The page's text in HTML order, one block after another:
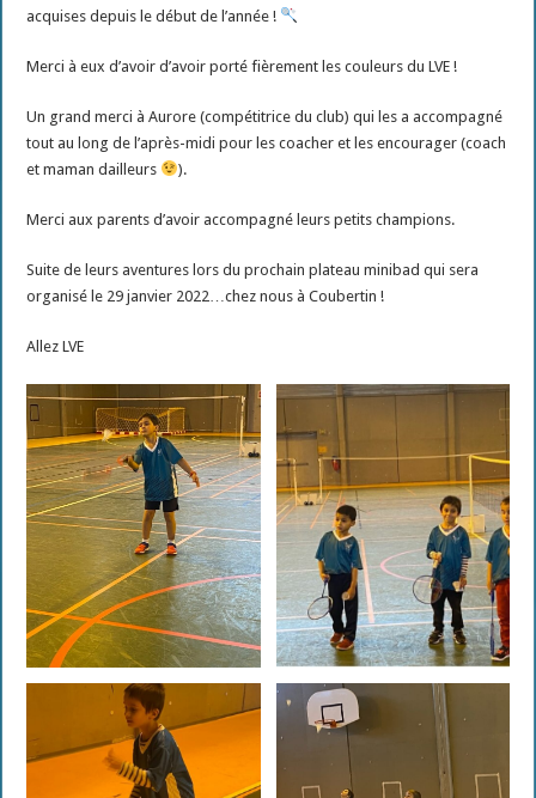
acquises depuis le début de l’année !
Merci à eux d’avoir d’avoir porté fièrement les couleurs du LVE !
Un grand merci à Aurore (compétitrice du club) qui les a accompagné
tout au long de l’après-midi pour les coacher et les encourager (coach
et maman dailleurs
).
Merci aux parents d’avoir accompagné leurs petits champions.
Suite de leurs aventures lors du prochain plateau minibad qui sera
organisé le 29 janvier 2022…chez nous à Coubertin !
Allez LVE